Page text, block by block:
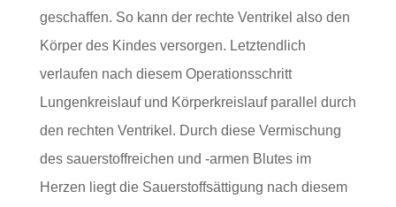
geschaffen. So kann der rechte Ventrikel also den
Körper des Kindes versorgen. Letztendlich
verlaufen nach diesem Operationsschritt
Lungenkreislauf und Körperkreislauf parallel durch
den rechten Ventrikel. Durch diese Vermischung
des sauerstoffreichen und -armen Blutes im
Herzen liegt die Sauerstoffsättigung nach diesem